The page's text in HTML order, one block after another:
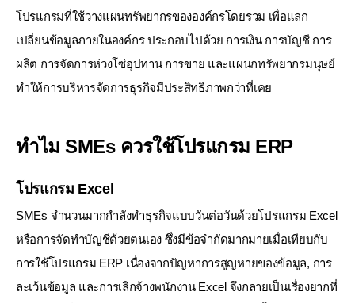
โปรแกรมที่ใช้วางแผนทรัพยากรขององค์กรโดยรวม เพื่อแลก
เปลี่ยนข้อมูลภายในองค์กร ประกอบไปด้วย การเงิน การบัญชี การ
ผลิต การจัดการห่วงโซ่อุปทาน การขาย และแผนกทรัพยากรมนุษย์
ทำให้การบริหารจัดการธุรกิจมีประสิทธิภาพกว่าที่เคย
ทำไม SMEs ควรใช้โปรแกรม ERP
โปรแกรม Excel
SMEs จำนวนมากกำลังทำธุรกิจแบบวันต่อวันด้วยโปรแกรม Excel
หรือการจัดทำบัญชีด้วยตนเอง ซึ่งมีข้อจำกัดมากมายเมื่อเทียบกับ
การใช้โปรแกรม ERP เนื่องจากปัญหาการสูญหายของข้อมูล, การ
ละเว้นข้อมูล และการเลิกจ้างพนักงาน Excel จึงกลายเป็นเรื่องยากที่